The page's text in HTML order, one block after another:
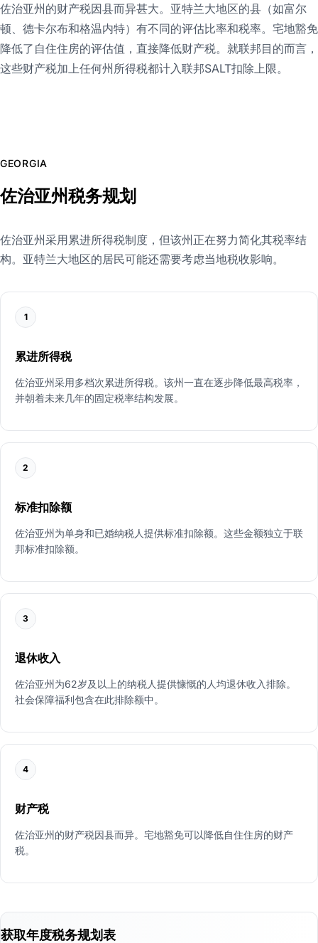
佐治亚州的财产税因县而异甚大。亚特兰大地区的县（如富尔
顿、德卡尔布和格温内特）有不同的评估比率和税率。宅地豁免
降低了自住住房的评估值，直接降低财产税。就联邦目的而言，
这些财产税加上任何州所得税都计入联邦SALT扣除上限。
GEORGIA
佐治亚州税务规划
佐治亚州采用累进所得税制度，但该州正在努力简化其税率结
构。亚特兰大地区的居民可能还需要考虑当地税收影响。
1
累进所得税
佐治亚州采用多档次累进所得税。该州一直在逐步降低最高税率，
并朝着未来几年的固定税率结构发展。
2
标准扣除额
佐治亚州为单身和已婚纳税人提供标准扣除额。这些金额独立于联
邦标准扣除额。
3
退休收入
佐治亚州为62岁及以上的纳税人提供慷慨的人均退休收入排除。
社会保障福利包含在此排除额中。
4
财产税
佐治亚州的财产税因县而异。宅地豁免可以降低自住住房的财产
税。
获取年度税务规划表